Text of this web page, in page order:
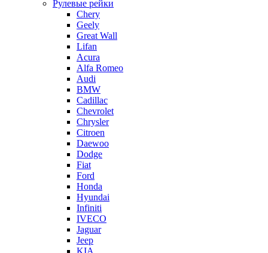
Рулевые рейки
Chery
Geely
Great Wall
Lifan
Acura
Alfa Romeo
Audi
BMW
Cadillac
Chevrolet
Chrysler
Citroen
Daewoo
Dodge
Fiat
Ford
Honda
Hyundai
Infiniti
IVECO
Jaguar
Jeep
KIA